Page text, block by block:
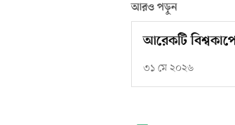
আরও পড়ুন
আরেকটি
৩১ মে ২০২৬